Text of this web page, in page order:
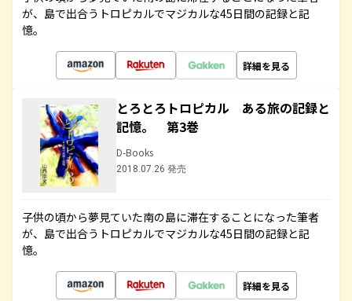
が、島で出合うトロピカルでマジカルな45日間の記録と記
憶。
詳細を見る
とろとろトロピカル ある旅の記録と
記憶。 第3巻
D-Books
2018.07.26 発売
子供の頃から夢見ていた南の島に滞在することになった筆者
が、島で出合うトロピカルでマジカルな45日間の記録と記
憶。
詳細を見る